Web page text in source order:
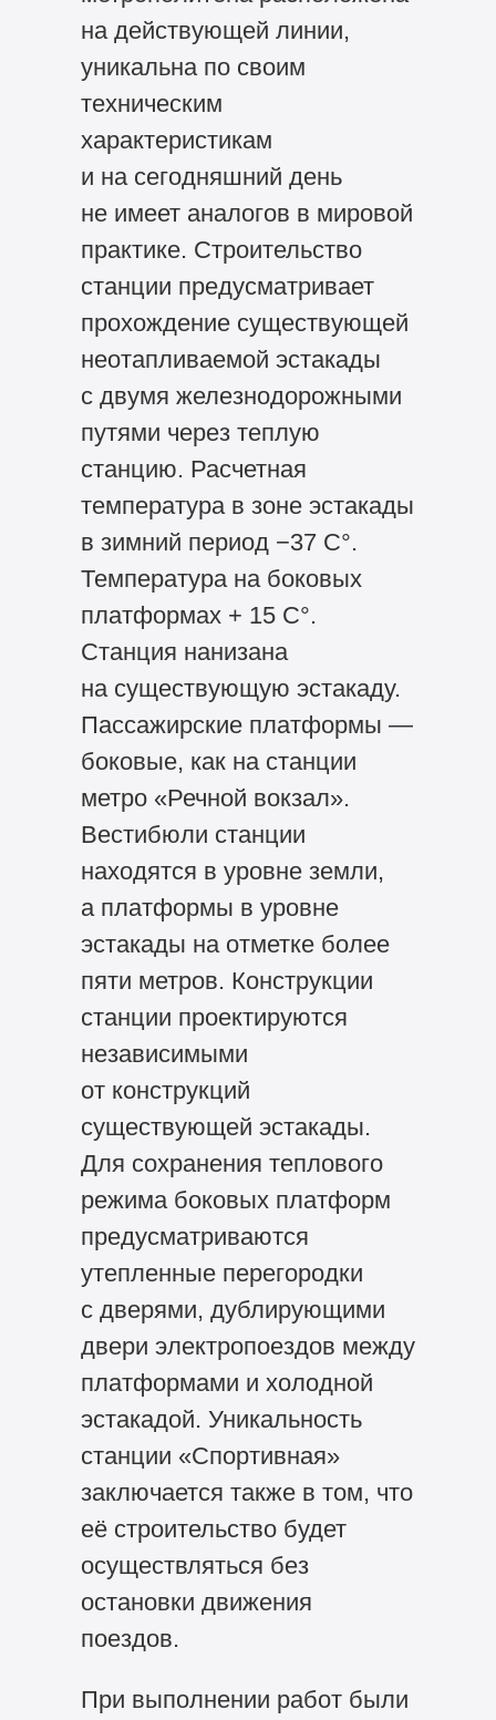
на действующей линии,
уникальна по своим
техническим
характеристикам
и на сегодняшний день
не имеет аналогов в мировой
практике. Строительство
станции предусматривает
прохождение существующей
неотапливаемой эстакады
с двумя железнодорожными
путями через теплую
станцию. Расчетная
температура в зоне эстакады
в зимний период −37 С°.
Температура на боковых
платформах + 15 С°.
Станция нанизана
на существующую эстакаду.
Пассажирские платформы —
боковые, как на станции
метро «Речной вокзал».
Вестибюли станции
находятся в уровне земли,
а платформы в уровне
эстакады на отметке более
пяти метров. Конструкции
станции проектируются
независимыми
от конструкций
существующей эстакады.
Для сохранения теплового
режима боковых платформ
предусматриваются
утепленные перегородки
с дверями, дублирующими
двери электропоездов между
платформами и холодной
эстакадой. Уникальность
станции «Спортивная»
заключается также в том, что
её строительство будет
осуществляться без
остановки движения
поездов.
При выполнении работ были